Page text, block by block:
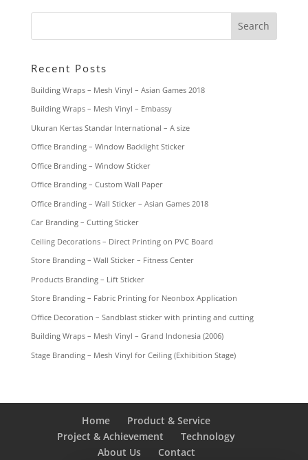
Recent Posts
Building Wraps – Mesh Vinyl – Asian Games 2018
Building Wraps – Mesh Vinyl – Embassy
Ukuran Kertas Standar International – A size
Office Branding – Window Backlight Sticker
Office Branding – Window Sticker
Office Branding – Custom Wall Paper
Office Branding – Wall Sticker – Asian Games 2018
Car Branding – Cutting Sticker
Ceiling Decorations – Direct Printing on PVC Board
Store Branding – Wall Sticker – Fitness Center
Products Branding – Lift Sticker
Store Branding – Fabric Printing for Neonbox Application
Office Decoration – Sandblast sticker with printing and cutting
Building Wraps – Mesh Vinyl – Grand Indonesia (2006)
Stage Branding – Mesh Vinyl for Ceiling (Exhibition Stage)
Home
Product & Service
Project & Achievement
Technology
About Us
Contact